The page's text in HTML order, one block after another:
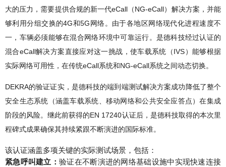
大的压力，需要提供合规的新一代eCall（NG-eCall）解决方案，并能
够利用分组交换的4G和5G网络。由于各地区网络现代化进程速度不
一，车辆必须能够在混合网络环境中可靠运行。是德科技经过认证的
混合eCall解决方案直接应对这一挑战，使车载系统（IVS）能够根据
实际网络可用性，在传统eCall系统和NG-eCall系统之间动态切换。
DEKRA的验证证实，是德科技的端到端测试解决方案成功降低了整个
安全生态系统（涵盖车载系统、移动网络和公共安全应答点）在集成
阶段的风险。继此前获得的EN 17240认证后，是德科技取得的本次里
程碑式成果确保其持续紧跟不断演进的国际标准。
该认证涵盖多项关键的实际测试场景，包括：
紧急呼叫建立：验证在不断演进的网络基础设施中实现快速连接